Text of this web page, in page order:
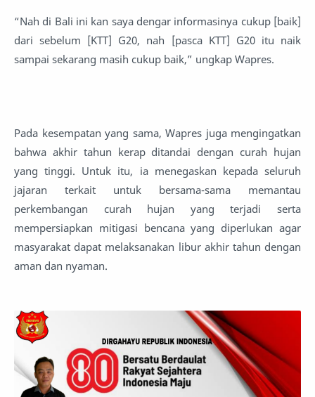
“Nah di Bali ini kan saya dengar informasinya cukup [baik]
dari sebelum [KTT] G20, nah [pasca KTT] G20 itu naik
sampai sekarang masih cukup baik,” ungkap Wapres.
Pada kesempatan yang sama, Wapres juga mengingatkan
bahwa akhir tahun kerap ditandai dengan curah hujan
yang tinggi. Untuk itu, ia menegaskan kepada seluruh
jajaran terkait untuk bersama-sama memantau
perkembangan curah hujan yang terjadi serta
mempersiapkan mitigasi bencana yang diperlukan agar
masyarakat dapat melaksanakan libur akhir tahun dengan
aman dan nyaman.